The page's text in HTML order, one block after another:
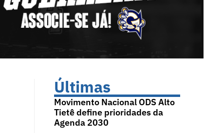
Últimas
Movimento Nacional ODS Alto
Tietê define prioridades da
Agenda 2030